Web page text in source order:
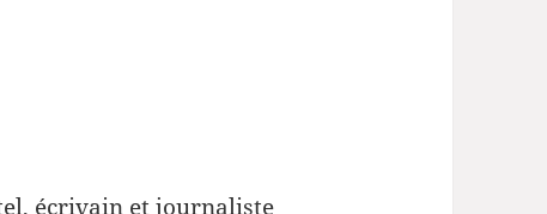
écrivain et journaliste